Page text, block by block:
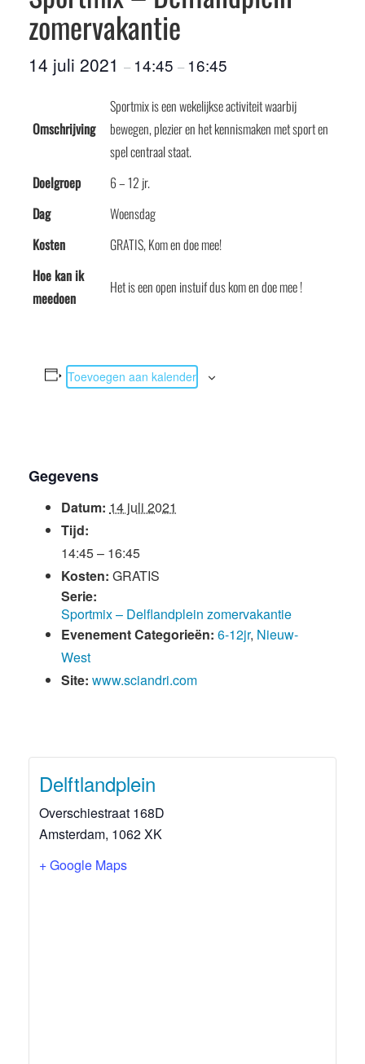
zomervakantie
14 juli 2021 – 14:45 – 16:45
Omschrijving
Sportmix is een wekelijkse activiteit waarbij
bewegen, plezier en het kennismaken met sport en
spel centraal staat.
Doelgroep
6 – 12 jr.
Dag
Woensdag
Kosten
GRATIS, Kom en doe mee!
Hoe kan ik
meedoen
Het is een open instuif dus kom en doe mee !
Toevoegen aan kalender
Gegevens
Datum: 14 juli 2021
Tijd:
14:45 – 16:45
Kosten: GRATIS
Serie:
Sportmix – Delflandplein zomervakantie
Evenement Categorieën: 6-12jr, Nieuw-
West
Site: www.sciandri.com
Delftlandplein
Overschiestraat 168D
Amsterdam, 1062 XK
+ Google Maps